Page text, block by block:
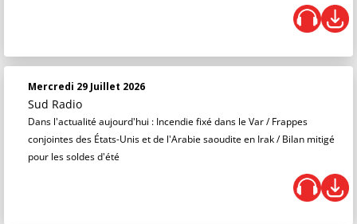
Mercredi 29 Juillet 2026
Sud Radio
Dans l'actualité aujourd'hui : Incendie fixé dans le Var / Frappes
conjointes des États-Unis et de l'Arabie saoudite en Irak / Bilan mitigé
pour les soldes d'été